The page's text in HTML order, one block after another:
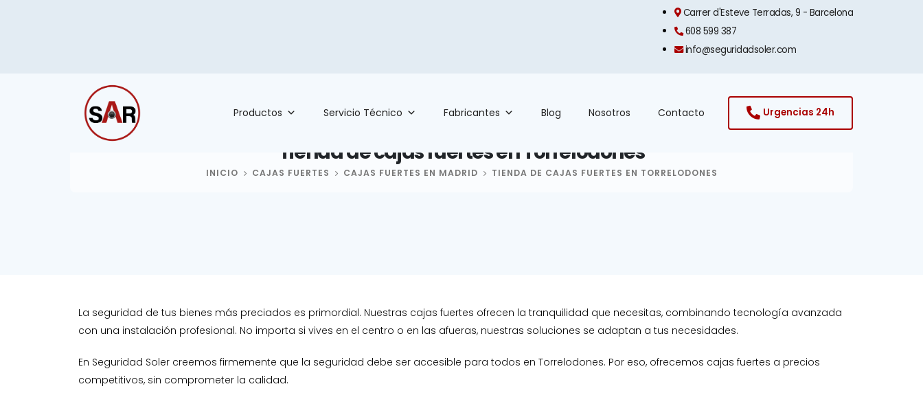
Carrer d'Esteve Terradas, 9 - Barcelona​
608 599 387
info@seguridadsoler.com
Productos Servicio Técnico Fabricantes Blog Nosotros Contacto Urgencias 24h
Tienda de cajas fuertes en Torrelodones
INICIO CAJAS FUERTES CAJAS FUERTES EN MADRID TIENDA DE CAJAS FUERTES EN TORRELODONES
La seguridad de tus bienes más preciados es primordial. Nuestras cajas fuertes ofrecen la tranquilidad que necesitas, combinando tecnología avanzada
con una instalación profesional. No importa si vives en el centro o en las afueras, nuestras soluciones se adaptan a tus necesidades.
En Seguridad Soler creemos firmemente que la seguridad debe ser accesible para todos en Torrelodones. Por eso, ofrecemos cajas fuertes a precios
competitivos, sin comprometer la calidad.